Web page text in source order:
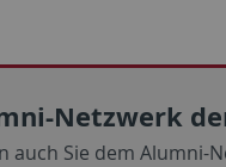
Netzwerk
auch Sie dem Alumni-